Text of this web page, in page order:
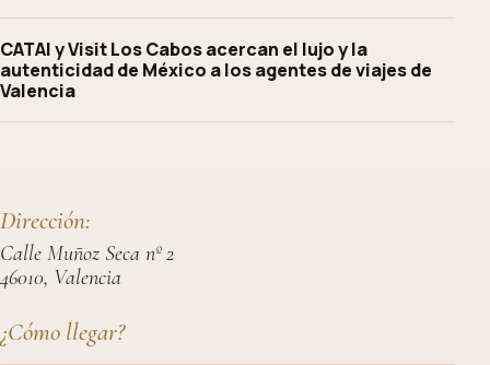
CATAI y Visit Los Cabos acercan el lujo y la
autenticidad de México a los agentes de viajes de
Valencia
Dirección:
Calle Muñoz Seca nº 2
46010, Valencia
¿Cómo llegar?